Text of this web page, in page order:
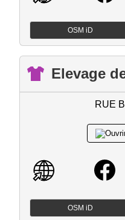
OSM iD
Elevage
RUE
OSM iD